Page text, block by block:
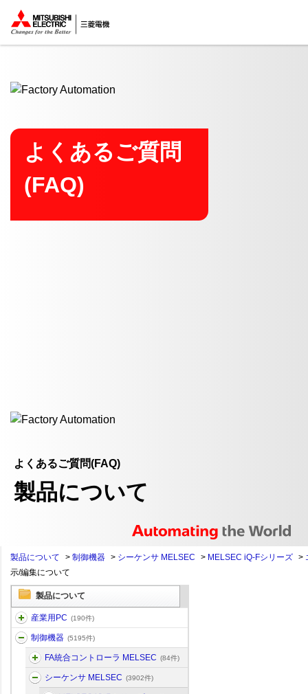
ここから本文
よくあるご質問
(FAQ)
よくあるご質問(FAQ)
製品について
製品について > 制御機器 > シーケンサ MELSEC > MELSEC iQ-Fシリーズ >
示/編集について
製品について
産業用PC (190件)
制御機器 (5195件)
FA統合コントローラ MELSEC (84件)
シーケンサ MELSEC (3902件)